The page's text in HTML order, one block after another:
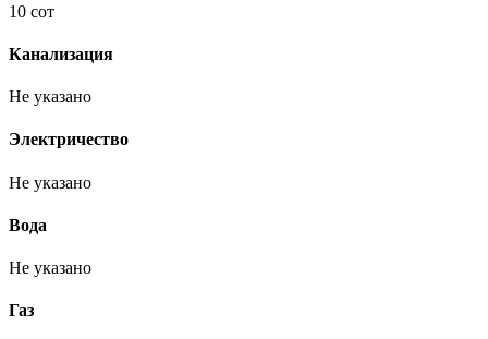
10 сот
Канализация
Не указано
Электричество
Не указано
Вода
Не указано
Газ